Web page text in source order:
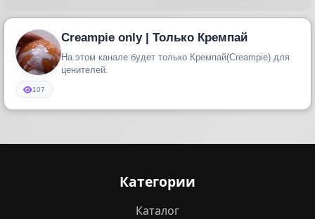
Creampie only | Только Кремпай
На этом канале будет только Кремпай(Creampie) для
ценителей.
107
Категории
Каталог